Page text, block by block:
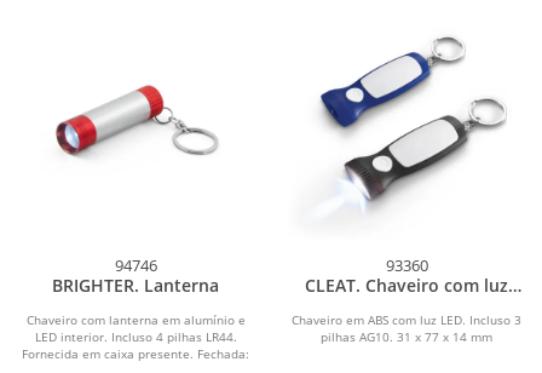
94746
BRIGHTER. Lanterna
Chaveiro com lanterna em alumínio e
LED interior. Incluso 4 pilhas LR44.
Fornecida em caixa presente. Fechada:
93360
CLEAT. Chaveiro com luz
Chaveiro em ABS com luz LED. Incluso 3
pilhas AG10. 31 x 77 x 14 mm